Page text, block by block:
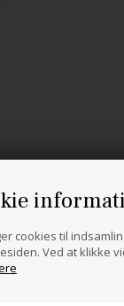
cookies til
Ved at klikke